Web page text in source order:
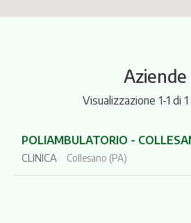
Aziende
Visualizzazione 1-1 di
POLIAMBULATORIO -
CLINICA
Collesano (PA)